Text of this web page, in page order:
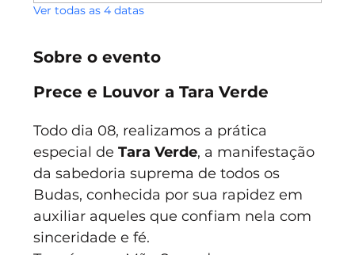
Ver todas as 4 datas
Sobre o evento
Prece e Louvor a Tara Verde
Todo dia 08, realizamos a prática
especial de Tara Verde, a manifestação
da sabedoria suprema de todos os
Budas, conhecida por sua rapidez em
auxiliar aqueles que confiam nela com
sinceridade e fé.